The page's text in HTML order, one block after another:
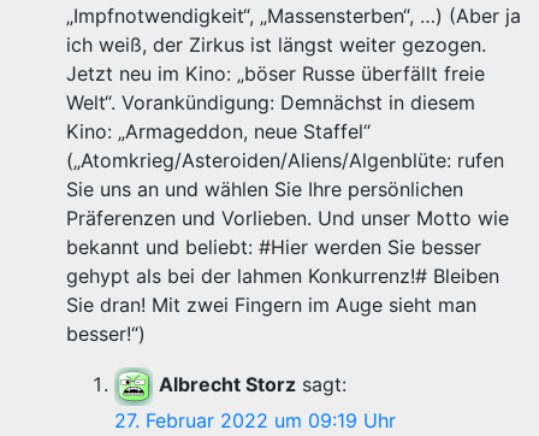
„Impfnotwendigkeit“, „Massensterben“, …) (Aber ja
ich weiß, der Zirkus ist längst weiter gezogen.
Jetzt neu im Kino: „böser Russe überfällt freie
Welt“. Vorankündigung: Demnächst in diesem
Kino: „Armageddon, neue Staffel“
(„Atomkrieg/Asteroiden/Aliens/Algenblüte: rufen
Sie uns an und wählen Sie Ihre persönlichen
Präferenzen und Vorlieben. Und unser Motto wie
bekannt und beliebt: #Hier werden Sie besser
gehypt als bei der lahmen Konkurrenz!# Bleiben
Sie dran! Mit zwei Fingern im Auge sieht man
besser!“)
Albrecht Storz sagt:
27. Februar 2022 um 09:19 Uhr